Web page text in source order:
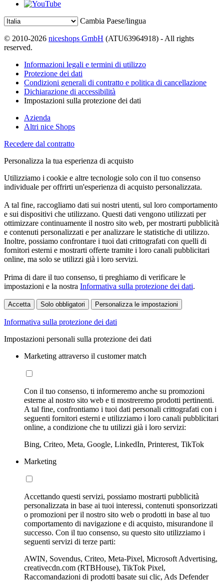
Cambia Paese/lingua
© 2010-2026 niceshops GmbH (ATU63964918) - All rights
reserved.
Informazioni legali e termini di utilizzo
Protezione dei dati
Condizioni generali di contratto e politica di cancellazione
Dichiarazione di accessibilità
Impostazioni sulla protezione dei dati
Azienda
Altri nice Shops
Recedere dal contratto
Personalizza la tua esperienza di acquisto
Utilizziamo i cookie e altre tecnologie solo con il tuo consenso
individuale per offrirti un'esperienza di acquisto personalizzata.
A tal fine, raccogliamo dati sui nostri utenti, sul loro comportamento
e sui dispositivi che utilizzano. Questi dati vengono utilizzati per
ottimizzare continuamente il nostro sito web, per mostrarti pubblicità
e contenuti personalizzati e per analizzare le statistiche di utilizzo.
Inoltre, possiamo confrontare i tuoi dati crittografati con quelli di
fornitori esterni e mostrarti offerte tramite i loro canali pubblicitari
online, ma solo se utilizzi già i loro servizi.
Prima di dare il tuo consenso, ti preghiamo di verificare le
impostazioni e la nostra Informativa sulla protezione dei dati.
Accetta Solo obbligatori Personalizza le impostazioni
Informativa sulla protezione dei dati
Impostazioni personali sulla protezione dei dati
Marketing attraverso il customer match
Con il tuo consenso, ti informeremo anche su promozioni
esterne al nostro sito web e ti mostreremo prodotti pertinenti.
A tal fine, confrontiamo i tuoi dati personali crittografati con i
seguenti fornitori esterni e utilizziamo i loro canali pubblicitari
online, a condizione che tu utilizzi già i loro servizi:
Bing, Criteo, Meta, Google, LinkedIn, Printerest, TikTok
Marketing
Accettando questi servizi, possiamo mostrarti pubblicità
personalizzata in base ai tuoi interessi, contenuti sponsorizzati
o promozioni per il nostro sito web o prodotti in base al tuo
comportamento di navigazione e di acquisto, misurandone il
successo. Con il tuo consenso, su questo sito utilizziamo i
seguenti servizi di terze parti:
AWIN, Sovendus, Criteo, Meta-Pixel, Microsoft Advertising,
creativecdn.com (RTBHouse), TikTok Pixel,
Raccomandazioni di prodotti basate sui clic, Ads Defender